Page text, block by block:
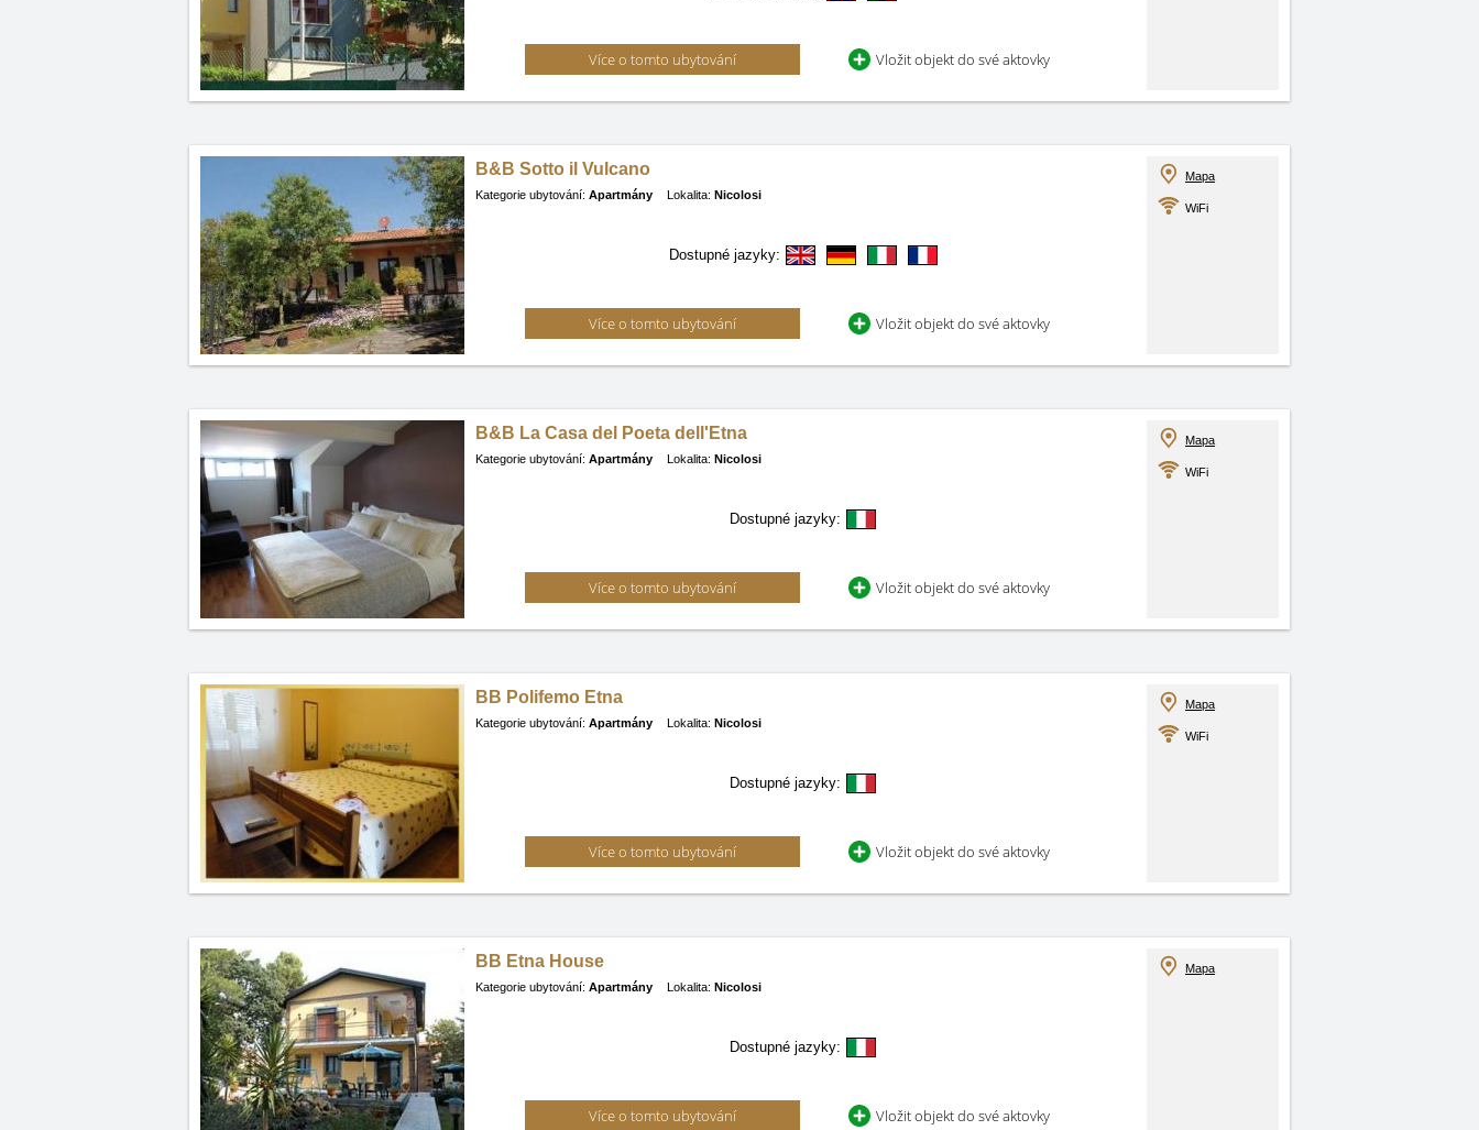
Více o tomto ubytování Vložit objekt do své aktovky
B&B Sotto il Vulcano
Kategorie ubytování: Apartmány Lokalita: Nicolosi
Dostupné jazyky:
Více o tomto ubytování Vložit objekt do své aktovky
Mapa
WiFi
B&B La Casa del Poeta dell'Etna
Kategorie ubytování: Apartmány Lokalita: Nicolosi
Dostupné jazyky:
Více o tomto ubytování Vložit objekt do své aktovky
Mapa
WiFi
BB Polifemo Etna
Kategorie ubytování: Apartmány Lokalita: Nicolosi
Dostupné jazyky:
Více o tomto ubytování Vložit objekt do své aktovky
Mapa
WiFi
BB Etna House
Kategorie ubytování: Apartmány Lokalita: Nicolosi
Dostupné jazyky:
Více o tomto ubytování Vložit objekt do své aktovky
Mapa